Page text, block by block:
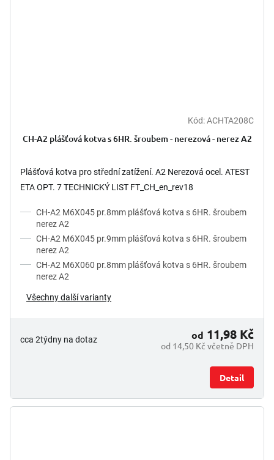
Kód:ACHTA208C
CH-A2 plášťová kotva s 6HR. šroubem - nerezová - nerez A2
Plášťová kotva pro střední zatížení. A2 Nerezová ocel. ATEST
ETA OPT. 7 TECHNICKÝ LIST FT_CH_en_rev18
CH-A2 M6X045 pr.8mm plášťová kotva s 6HR. šroubem
nerez A2
CH-A2 M6X045 pr.9mm plášťová kotva s 6HR. šroubem
nerez A2
CH-A2 M6X060 pr.8mm plášťová kotva s 6HR. šroubem
nerez A2
Všechny další varianty
cca 2týdny na dotaz
od 14,50 Kč včetně DPH
od 11,98 Kč
Detail